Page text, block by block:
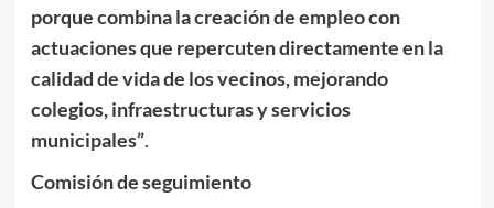
porque combina la creación de empleo con
actuaciones que repercuten directamente en la
calidad de vida de los vecinos, mejorando
colegios, infraestructuras y servicios
municipales”.
Comisión de seguimiento